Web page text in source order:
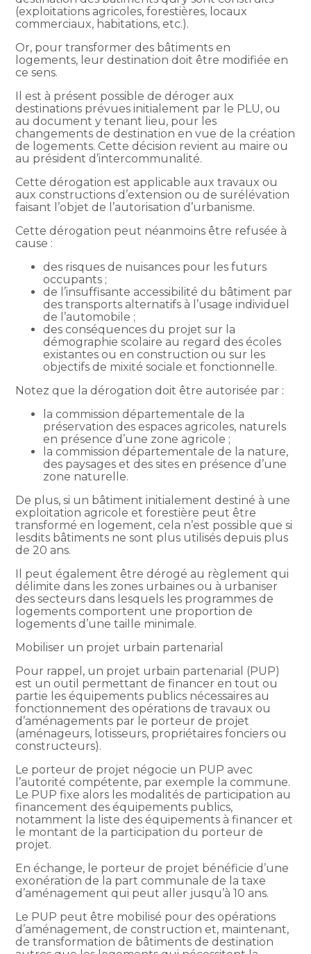
(exploitations agricoles, forestières, locaux
commerciaux, habitations, etc.).
Or, pour transformer des bâtiments en
logements, leur destination doit être modifiée en
ce sens.
Il est à présent possible de déroger aux
destinations prévues initialement par le PLU, ou
au document y tenant lieu, pour les
changements de destination en vue de la création
de logements. Cette décision revient au maire ou
au président d’intercommunalité.
Cette dérogation est applicable aux travaux ou
aux constructions d’extension ou de surélévation
faisant l’objet de l’autorisation d’urbanisme.
Cette dérogation peut néanmoins être refusée à
cause :
des risques de nuisances pour les futurs
occupants ;
de l’insuffisante accessibilité du bâtiment par
des transports alternatifs à l’usage individuel
de l’automobile ;
des conséquences du projet sur la
démographie scolaire au regard des écoles
existantes ou en construction ou sur les
objectifs de mixité sociale et fonctionnelle.
Notez que la dérogation doit être autorisée par :
la commission départementale de la
préservation des espaces agricoles, naturels
en présence d’une zone agricole ;
la commission départementale de la nature,
des paysages et des sites en présence d’une
zone naturelle.
De plus, si un bâtiment initialement destiné à une
exploitation agricole et forestière peut être
transformé en logement, cela n’est possible que si
lesdits bâtiments ne sont plus utilisés depuis plus
de 20 ans.
Il peut également être dérogé au règlement qui
délimite dans les zones urbaines ou à urbaniser
des secteurs dans lesquels les programmes de
logements comportent une proportion de
logements d’une taille minimale.
Mobiliser un projet urbain partenarial
Pour rappel, un projet urbain partenarial (PUP)
est un outil permettant de financer en tout ou
partie les équipements publics nécessaires au
fonctionnement des opérations de travaux ou
d’aménagements par le porteur de projet
(aménageurs, lotisseurs, propriétaires fonciers ou
constructeurs).
Le porteur de projet négocie un PUP avec
l’autorité compétente, par exemple la commune.
Le PUP fixe alors les modalités de participation au
financement des équipements publics,
notamment la liste des équipements à financer et
le montant de la participation du porteur de
projet.
En échange, le porteur de projet bénéficie d’une
exonération de la part communale de la taxe
d’aménagement qui peut aller jusqu’à 10 ans.
Le PUP peut être mobilisé pour des opérations
d’aménagement, de construction et, maintenant,
de transformation de bâtiments de destination